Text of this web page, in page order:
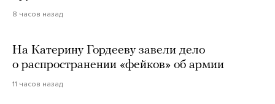
8 часов назад
На Катерину Гордееву завели дело
о распространении «фейков» об армии
11 часов назад